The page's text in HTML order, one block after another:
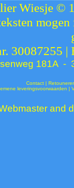
Wiesje ©
30087255 |
181A -
Contact|
leveringsvoorwaarden |
and